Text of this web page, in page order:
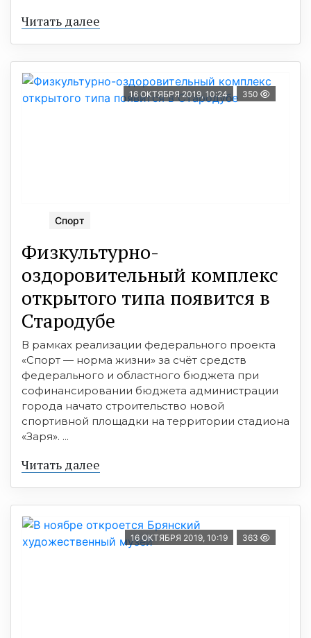
Читать далее
16 ОКТЯБРЯ 2019, 10:24 350
Спорт
Физкультурно-
оздоровительный комплекс
открытого типа появится в
Стародубе
В рамках реализации федерального проекта
«Спорт — норма жизни» за счёт средств
федерального и областного бюджета при
софинансировании бюджета администрации
города начато строительство новой
спортивной площадки на территории стадиона
«Заря». ...
Читать далее
16 ОКТЯБРЯ 2019, 10:19 363